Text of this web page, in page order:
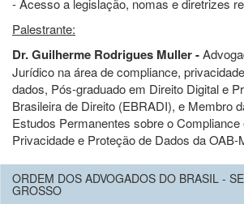
- Acesso a legislação, nomas e diretrizes
Palestrante:
Dr. Guilherme Rodrigues Muller -
Jurídico na área de compliance,
dados, Pós-graduado em Direito Digital e
Brasileira de Direito (EBRADI), e Membro
Estudos Permanentes sobre o
Privacidade e Proteção de Dados da OAB-
ORDEM DOS ADVOGADOS DO BRASIL -
GROSSO